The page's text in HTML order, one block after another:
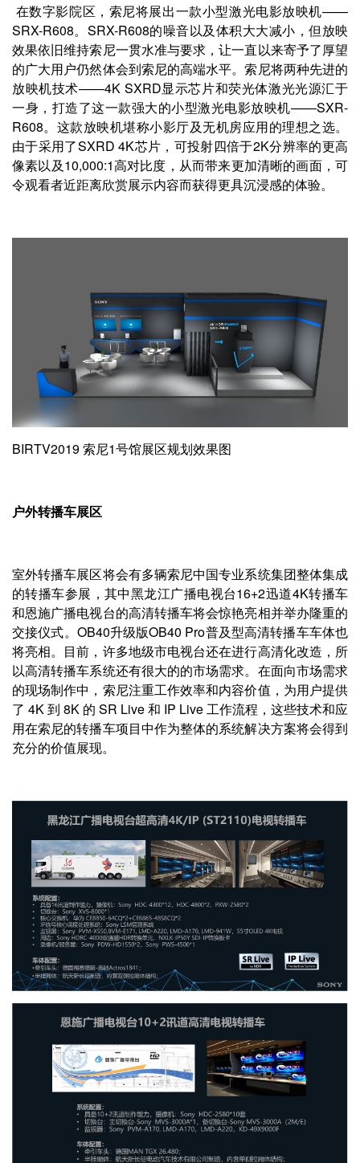
在数字影院区，索尼将展出一款小型激光电影放映机——
SRX-R608。SRX-R608的噪音以及体积大大减小，但放映
效果依旧维持索尼一贯水准与要求，让一直以来寄予了厚望
的广大用户仍然体会到索尼的高端水平。索尼将两种先进的
放映机技术——4K SXRD显示芯片和荧光体激光光源汇于
一身，打造了这一款强大的小型激光电影放映机——SXR-
R608。这款放映机堪称小影厅及无机房应用的理想之选。
由于采用了SXRD 4K芯片，可投射四倍于2K分辨率的更高
像素以及10,000:1高对比度，从而带来更加清晰的画面，可
令观看者近距离欣赏展示内容而获得更具沉浸感的体验。
BIRTV2019 索尼1号馆展区规划效果图
户外转播车展区
室外转播车展区将会有多辆索尼中国专业系统集团整体集成
的转播车参展，其中黑龙江广播电视台16+2迅道4K转播车
和恩施广播电视台的高清转播车将会惊艳亮相并举办隆重的
交接仪式。OB40升级版OB40 Pro普及型高清转播车车体也
将亮相。目前，许多地级市电视台还在进行高清化改造，所
以高清转播车系统还有很大的的市场需求。在面向市场需求
的现场制作中，索尼注重工作效率和内容价值，为用户提供
了 4K 到 8K 的 SR Live 和 IP Live 工作流程，这些技术和应
用在索尼的转播车项目中作为整体的系统解决方案将会得到
充分的价值展现。